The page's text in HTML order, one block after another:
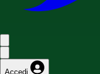
Accedi